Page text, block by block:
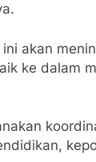
akan
ke dalam